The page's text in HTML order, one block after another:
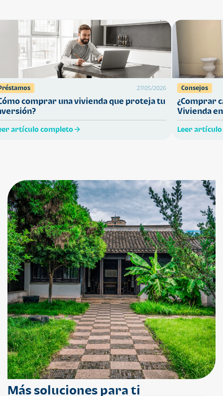
27/05/2026
comprar una vivienda que proteja tu
artículo completo
Consejos
¿Comprar
Vivienda
Leer
Más soluciones para ti